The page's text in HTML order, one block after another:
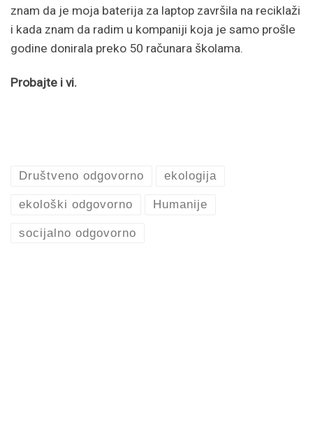
znam da je moja baterija za laptop završila na reciklaži
i kada znam da radim u kompaniji koja je samo prošle
godine donirala preko 50 računara školama.
Probajte i vi.
Društveno odgovorno ekologija
ekološki odgovorno Humanije
socijalno odgovorno